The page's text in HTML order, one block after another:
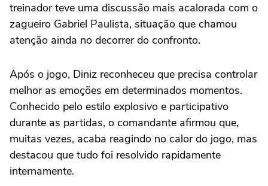
treinador teve uma discussão mais acalorada com o
zagueiro Gabriel Paulista, situação que chamou
atenção ainda no decorrer do confronto.
Após o jogo, Diniz reconheceu que precisa controlar
melhor as emoções em determinados momentos.
Conhecido pelo estilo explosivo e participativo
durante as partidas, o comandante afirmou que,
muitas vezes, acaba reagindo no calor do jogo, mas
destacou que tudo foi resolvido rapidamente
internamente.